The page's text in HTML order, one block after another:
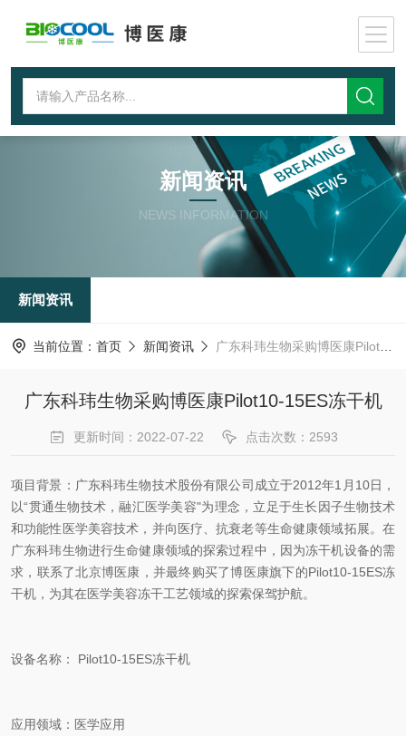
新闻资讯
NEWS INFORMATION
新闻资讯
当前位置： 首页 新闻资讯 广东科玮生物采购博医康Pilot10-15ES冻干机
广东科玮生物采购博医康Pilot10-15ES冻干机
更新时间：2022-07-22 点击次数：2593
项目背景：广东科玮生物技术股份有限公司成立于2012年1月10日，
以“贯通生物技术，融汇医学美容"为理念，立足于生长因子生物技术
和功能性医学美容技术，并向医疗、抗衰老等生命健康领域拓展。在
广东科玮生物进行生命健康领域的探索过程中，因为冻干机设备的需
求，联系了北京博医康，并最终购买了博医康旗下的Pilot10-15ES冻
干机，为其在医学美容冻干工艺领域的探索保驾护航。
设备名称： Pilot10-15ES冻干机
应用领域：医学应用